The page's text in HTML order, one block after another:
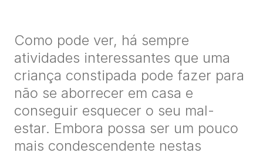
Como pode ver, há sempre
atividades interessantes que uma
criança constipada pode fazer para
não se aborrecer em casa e
conseguir esquecer o seu mal-
estar. Embora possa ser um pouco
mais condescendente nestas